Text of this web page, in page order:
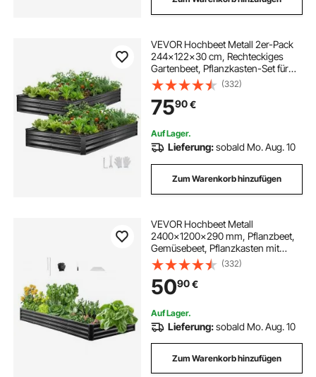
VEVOR Hochbeet Metall 2er-Pack
244x122x30 cm, Rechteckiges
Gartenbeet, Pflanzkasten-Set für
den Außenbereich, Gemüsebeet mit
Handschuhen, Blumenbeet,
Pflanzbeet für Blumen & Gemüse
(332)
7590€
Auf Lager.
Lieferung:sobald Mo. Aug. 10
Zum Warenkorb hinzufügen
VEVOR Hochbeet Metall
2400x1200x290 mm, Pflanzbeet,
Gemüsebeet, Pflanzkasten mit
offenem Boden & abgerundeten
Kanten, Blumenbeet, Kräuterbeet,
ideal für Gemüse, Blumen, Kräuter &
Sukkulenten
(332)
5090€
Auf Lager.
Lieferung:sobald Mo. Aug. 10
Zum Warenkorb hinzufügen